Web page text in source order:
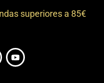
superiores a 85€